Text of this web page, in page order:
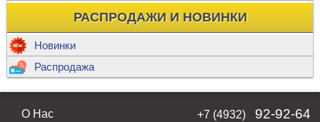
РАСПРОДАЖИ И НОВИНКИ
Новинки
Распродажа
О Нас
+7 (4932) 92-92-64